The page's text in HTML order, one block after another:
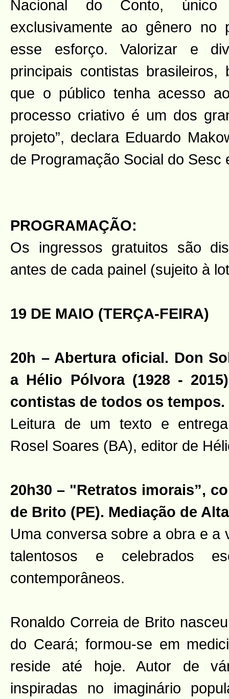
Nacional do Conto, único
exclusivamente ao gênero no
esse esforço. Valorizar e
principais contistas brasileiros,
que o público tenha acesso
processo criativo é um dos
projeto”, declara Eduardo
de Programação Social do Sesc
PROGRAMAÇÃO:
Os ingressos gratuitos são
antes de cada painel (sujeito à
19 DE MAIO (TERÇA-FEIRA)
20h – Abertura oficial. Don
a Hélio Pólvora (1928 -
contistas de todos os tempos.
Leitura de um texto e
Rosel Soares (BA), editor de
20h30 – "Retratos imorais”,
de Brito (PE). Mediação de
Uma conversa sobre a obra e a
talentosos e celebrados
contemporâneos.
Ronaldo Correia de Brito
do Ceará; formou-se em
reside até hoje. Autor de
inspiradas no imaginário